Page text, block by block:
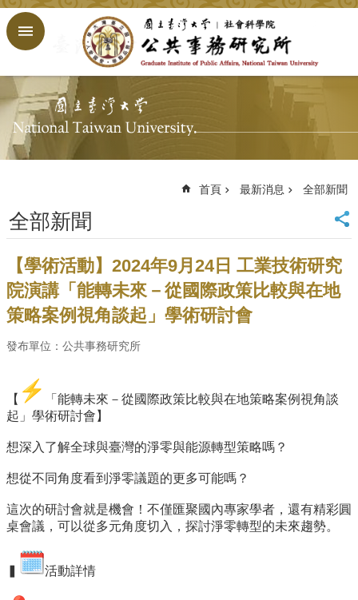
跳到主要內容區塊
搜
尋
回
首
頁
頁
站
導
覽
English
公
簡
介
公
所
員
生
事
首頁 最新消息 全部新聞
全部新聞
【學術活動】2024年9月24日 工業技術研究
院演講「能轉未來－從國際政策比較與在地
策略案例視角談起」學術研討會
發布單位：公共事務研究所
【
「能轉未來－從國際政策比較與在地策略案例視角談
起」 學術研討會】
想深入了解全球與臺灣的淨零與能源轉型策略嗎？
想從不同角度看到淨零議題的更多可能嗎？
這次的研討會就是機會！不僅匯聚國內專家學者， 還有精彩圓
桌會議，可以從多元角度切入， 探討淨零轉型的未來趨勢。
活動詳情